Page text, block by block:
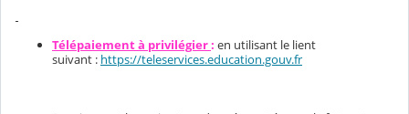
Télépaiement à privilégier: en utilisant le lient
suivant : https://teleservices.education.gouv.fr